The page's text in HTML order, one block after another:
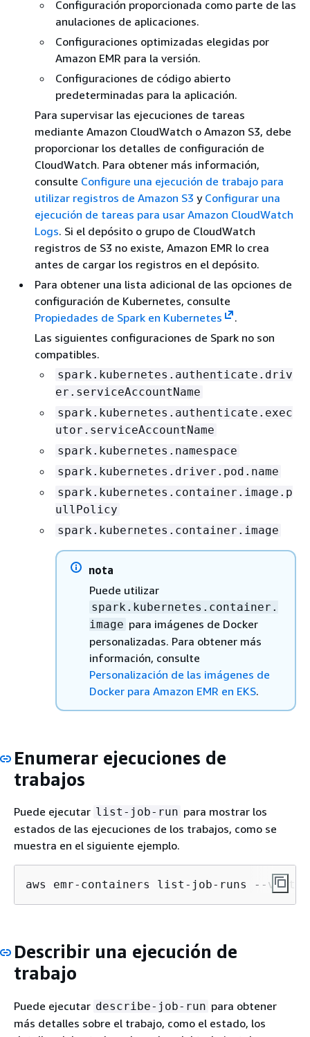
Configuración proporcionada como parte de las
anulaciones de aplicaciones.
Configuraciones optimizadas elegidas por
Amazon EMR para la versión.
Configuraciones de código abierto
predeterminadas para la aplicación.
Para supervisar las ejecuciones de tareas
mediante Amazon CloudWatch o Amazon S3, debe
proporcionar los detalles de configuración de
CloudWatch. Para obtener más información,
consulte Configure una ejecución de trabajo para
utilizar registros de Amazon S3 y Configurar una
ejecución de tareas para usar Amazon CloudWatch
Logs. Si el depósito o grupo de CloudWatch
registros de S3 no existe, Amazon EMR lo crea
antes de cargar los registros en el depósito.
Para obtener una lista adicional de las opciones de
configuración de Kubernetes, consulte
Propiedades de Spark en Kubernetes
.
Las siguientes configuraciones de Spark no son
compatibles.
spark.kubernetes.authenticate.driv
er.serviceAccountName
spark.kubernetes.authenticate.exec
utor.serviceAccountName
spark.kubernetes.namespace
spark.kubernetes.driver.pod.name
spark.kubernetes.container.image.p
ullPolicy
spark.kubernetes.container.image
nota
Puede utilizar
spark.kubernetes.container.
image para imágenes de Docker
personalizadas. Para obtener más
información, consulte
Personalización de las imágenes de
Docker para Amazon EMR en EKS.
Enumerar ejecuciones de
trabajos
Puede ejecutar list-job-run para mostrar los
estados de las ejecuciones de los trabajos, como se
muestra en el siguiente ejemplo.
aws emr-containers list-job-runs --
Describir una ejecución de
trabajo
Puede ejecutar describe-job-run para obtener
más detalles sobre el trabajo, como el estado, los